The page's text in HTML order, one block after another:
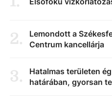
2.
Lemondott a
Centrum kancellárja
3.
Hatalmas területen
határában, gyorsan